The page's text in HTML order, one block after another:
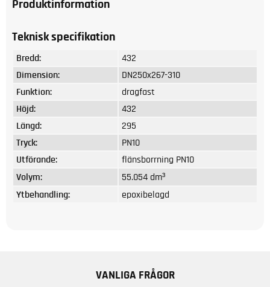
Produktinformation
Teknisk specifikation
Bredd:
432
Dimension:
DN250x267-310
Funktion:
dragfast
Höjd:
432
Längd:
295
Tryck:
PN10
Utförande:
flänsborrning PN10
Volym:
55.054 dm³
Ytbehandling:
epoxibelagd
VANLIGA FRÅGOR